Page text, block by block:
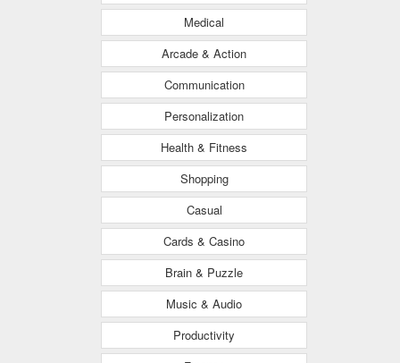
Medical
Arcade & Action
Communication
Personalization
Health & Fitness
Shopping
Casual
Cards & Casino
Brain & Puzzle
Music & Audio
Productivity